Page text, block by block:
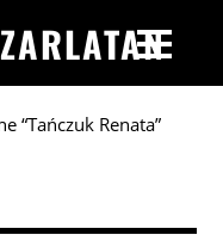
“Tańczuk Renata”